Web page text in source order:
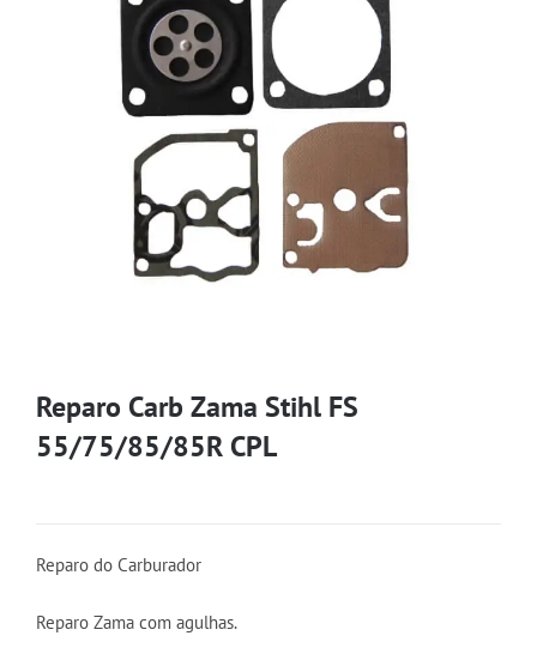
Reparo Carb Zama Stihl FS
55/75/85/85R CPL
Reparo do Carburador
Reparo Zama com agulhas.